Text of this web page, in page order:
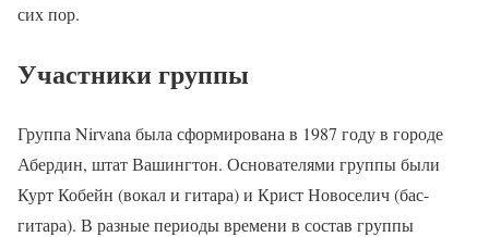
сих пор.
Участники группы
Группа Nirvana была сформирована в 1987 году в городе
Абердин, штат Вашингтон. Основателями группы были
Курт Кобейн (вокал и гитара) и Крист Новоселич (бас-
гитара). В разные периоды времени в состав группы